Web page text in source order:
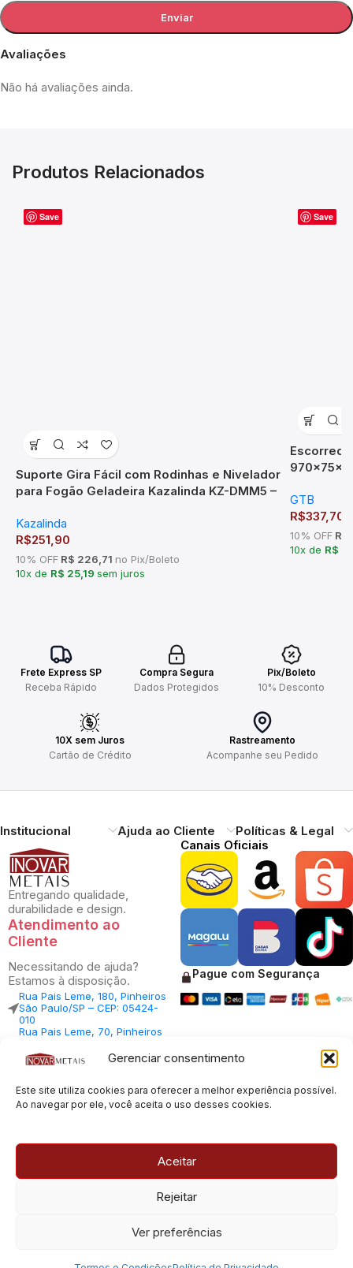
Gerenciar consentimento
Este site utiliza cookies para oferecer a melhor experiência possível.
Ao navegar por ele, você aceita o uso desses cookies.
Aceitar
Rejeitar
Ver preferências
Avaliações
Não há avaliações ainda.
Produtos Relacionados
Save
Suporte Gira Fácil com Rodinhas e Nivelador
para Fogão Geladeira Kazalinda KZ-DMM5 –
Kazalinda
R$251,90
10% OFF R$ 226,71 no Pix/Boleto
10x de R$ 25,19 sem juros
Save
GTB
R$337,70
10% OFF
10x de R$
Frete Express SP
Receba Rápido
Compra Segura
Dados Protegidos
Pix/Boleto
10% Desconto
10X sem Juros
Cartão de Crédito
Rastreamento
Acompanhe seu Pedido
Institucional Ajuda ao Cliente Políticas & Legal
Entregando qualidade,
durabilidade e design.
Atendimento ao
Cliente
Necessitando de ajuda?
Estamos à disposição.
Rua Pais Leme, 180, Pinheiros
São Paulo/SP – CEP: 05424-
010
Rua Pais Leme, 70, Pinheiros
010
Central Vendas: (11) 98812-
Central Atendimento: (11)
94535-7237
Canais Oficiais
Pague com Segurança
© 2013 - 2026 |Inovar Metais| Todos os direitos reservados.
Desenvolvido porExperts Digitais
CNPJ: 23.100.120/0001-66